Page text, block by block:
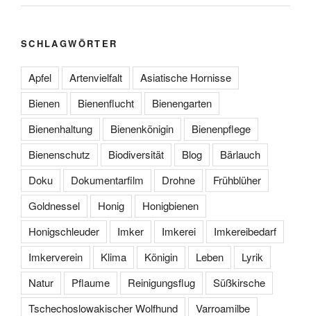
SCHLAGWÖRTER
Apfel Artenvielfalt
Asiatische Hornisse
Bienen
Bienenflucht
Bienengarten
Bienenhaltung
Bienenkönigin
Bienenpflege
Bienenschutz
Biodiversität Blog
Bärlauch
Doku
Dokumentarfilm Drohne
Frühblüher
Goldnessel
Honig
Honigbienen
Honigschleuder
Imker Imkerei
Imkereibedarf
Imkerverein
Klima Königin Leben
Lyrik
Natur
Pflaume Reinigungsflug
Süßkirsche
Tschechoslowakischer Wolfhund
Varroamilbe